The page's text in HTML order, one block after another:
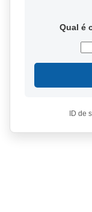
Qual é
ID de